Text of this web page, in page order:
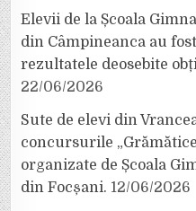
Elevii de la Școala
din Câmpineanca au
rezultatele deosebite
22/06/2026
Sute de elevi din
concursurile
organizate de Școala
din Focșani. 12/06/2026